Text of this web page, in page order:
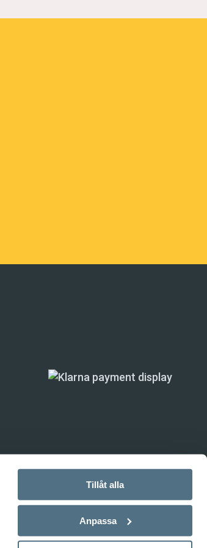
Tillåt alla
Anpassa